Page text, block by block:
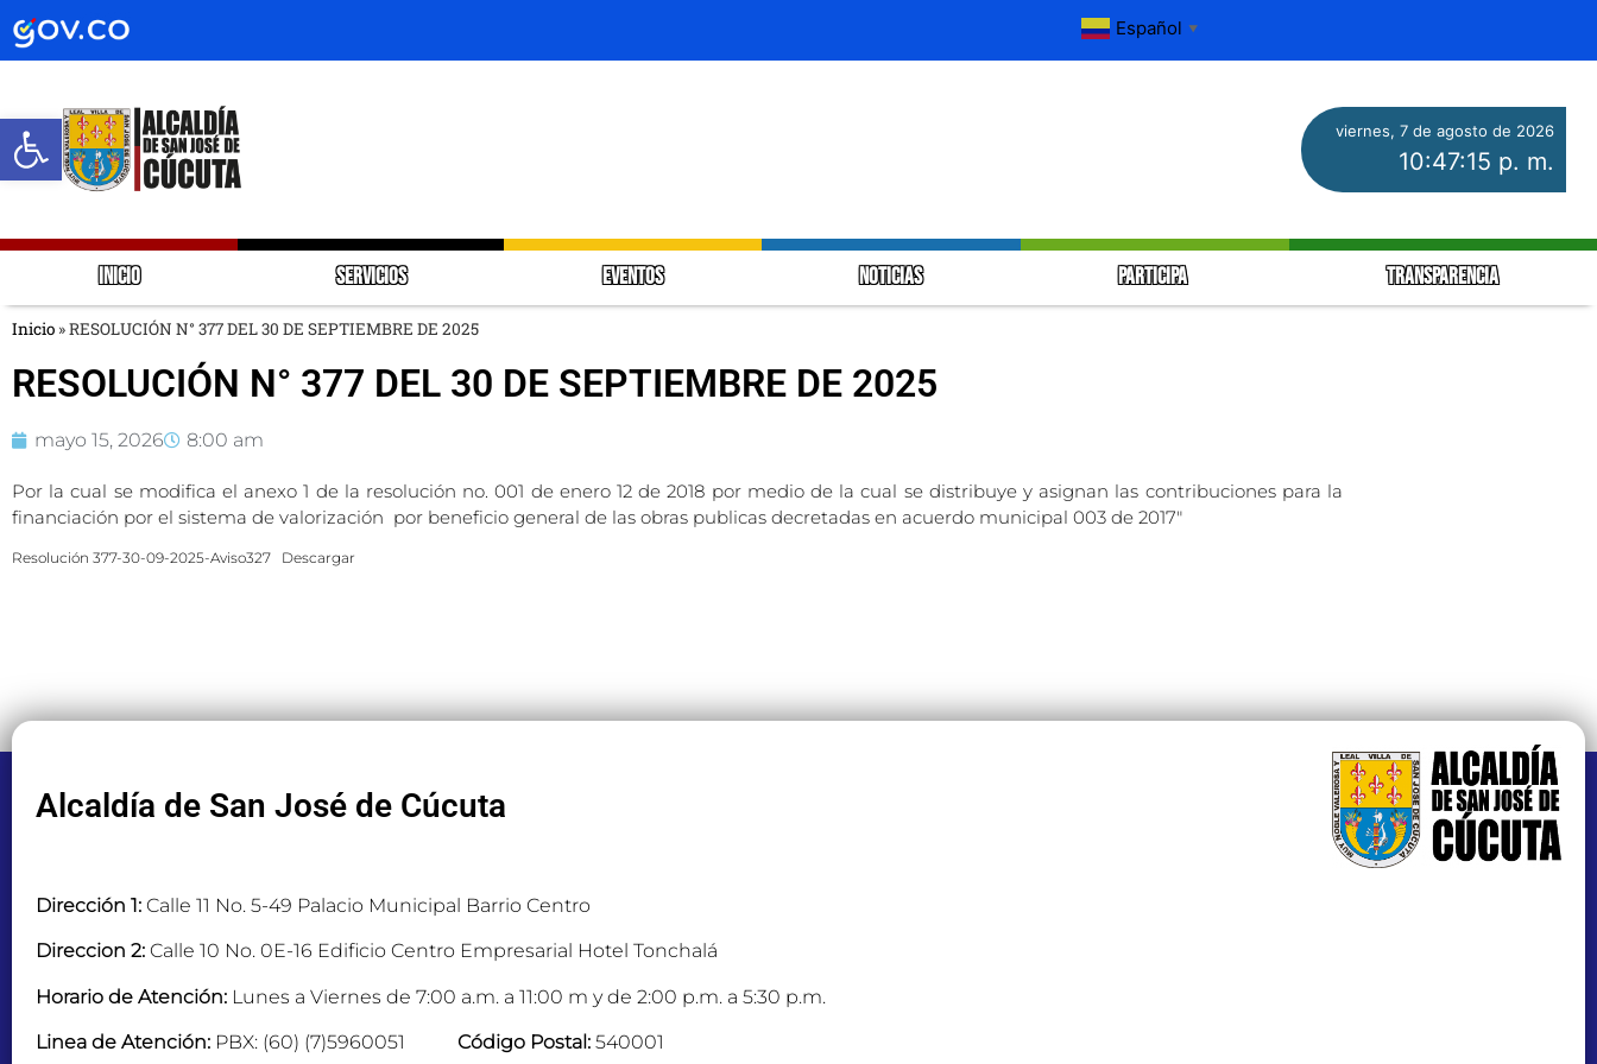
Abrir barra de herramientas
Español ▼
viernes, 7 de agosto de 2026
10:47:15 p. m.
INICIO SERVICIOS EVENTOS NOTICIAS PARTICIPA TRANSPARENCIA
Inicio »RESOLUCIÓN N° 377 DEL 30 DE SEPTIEMBRE DE 2025
RESOLUCIÓN N° 377 DEL 30 DE SEPTIEMBRE DE 2025
mayo 15, 2026 8:00 am
Por la cual se modifica el anexo 1 de la resolución no. 001 de enero 12 de 2018 por medio de la cual se distribuye y asignan las contribuciones para la
financiación por el sistema de valorización por beneficio general de las obras publicas decretadas en acuerdo municipal 003 de 2017″
Resolución 377-30-09-2025-Aviso327 Descargar
Alcaldía de San José de Cúcuta
Dirección 1: Calle 11 No. 5-49 Palacio Municipal Barrio Centro
Direccion 2: Calle 10 No. 0E-16 Edificio Centro Empresarial Hotel Tonchalá
Horario de Atención: Lunes a Viernes de 7:00 a.m. a 11:00 m y de 2:00 p.m. a 5:30 p.m.
Linea de Atención: PBX: (60) (7)5960051 Código Postal: 540001